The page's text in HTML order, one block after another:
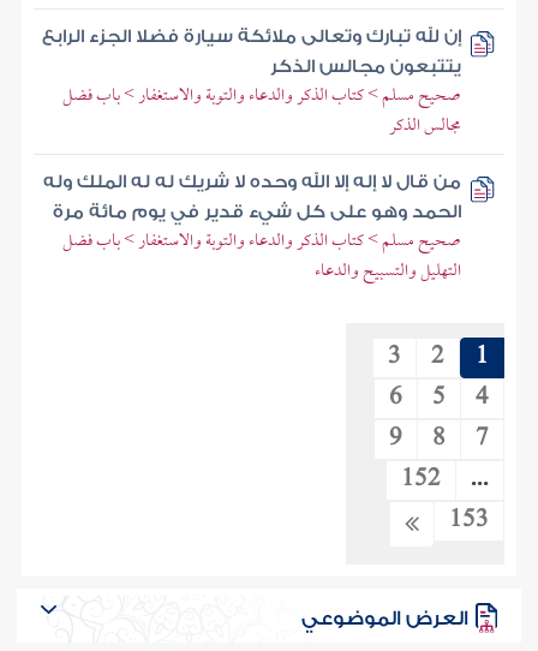
إن لله تبارك وتعالى ملائكة سيارة فضلا الجزء الرابع
يتتبعون مجالس الذكر
صحيح مسلم > كتاب الذكر والدعاء والتوبة والاستغفار > باب فضل
مجالس الذكر
من قال لا إله إلا الله وحده لا شريك له له الملك وله
الحمد وهو على كل شيء قدير في يوم مائة مرة
صحيح مسلم > كتاب الذكر والدعاء والتوبة والاستغفار > باب فضل
التهليل والتسبيح والدعاء
1
2
3
4
5
6
7
8
9
...
152
153
العرض الموضوعي